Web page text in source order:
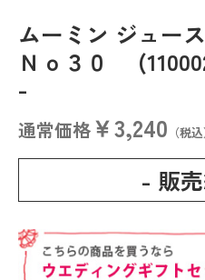
ムーミン ジュー
Ｎｏ３０
-
通常価格￥3,240 （税込
- 販